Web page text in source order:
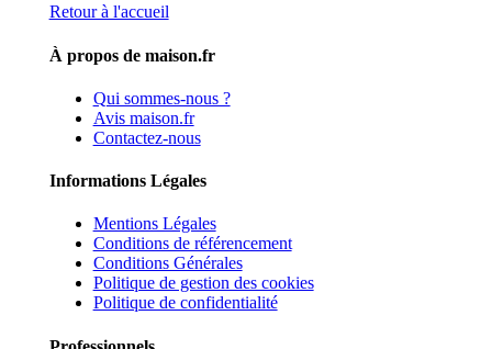
Retour à l'accueil
À propos de maison.fr
Qui sommes-nous ?
Avis maison.fr
Contactez-nous
Informations Légales
Mentions Légales
Conditions de référencement
Conditions Générales
Politique de gestion des cookies
Politique de confidentialité